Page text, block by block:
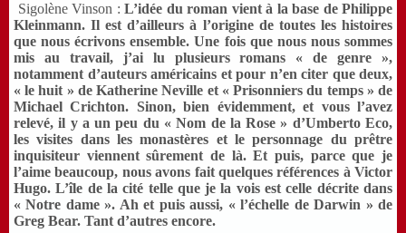
Sigolène Vinson : L’idée du roman vient à la base de Philippe
Kleinmann. Il est d’ailleurs à l’origine de toutes les histoires
que nous écrivons ensemble. Une fois que nous nous sommes
mis au travail, j’ai lu plusieurs romans « de genre »,
notamment d’auteurs américains et pour n’en citer que deux,
« le huit » de Katherine Neville et « Prisonniers du temps » de
Michael Crichton. Sinon, bien évidemment, et vous l’avez
relevé, il y a un peu du « Nom de la Rose » d’Umberto Eco,
les visites dans les monastères et le personnage du prêtre
inquisiteur viennent sûrement de là. Et puis, parce que je
l’aime beaucoup, nous avons fait quelques références à Victor
Hugo. L’île de la cité telle que je la vois est celle décrite dans
« Notre dame ». Ah et puis aussi, « l’échelle de Darwin » de
Greg Bear. Tant d’autres encore.